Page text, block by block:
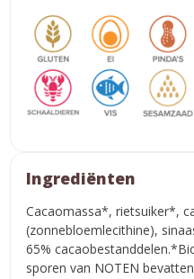
Ingrediënten
Cacaomassa*, rietsuiker*,
(zonnebloemlecithine),
65%
sporen van NOTEN